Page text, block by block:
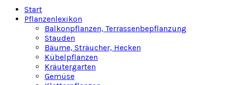
Start
Pflanzenlexikon
Balkonpflanzen, Terrassenbepflanzung
Stauden
Bäume, Sträucher, Hecken
Kübelpflanzen
Kräutergarten
Gemüse